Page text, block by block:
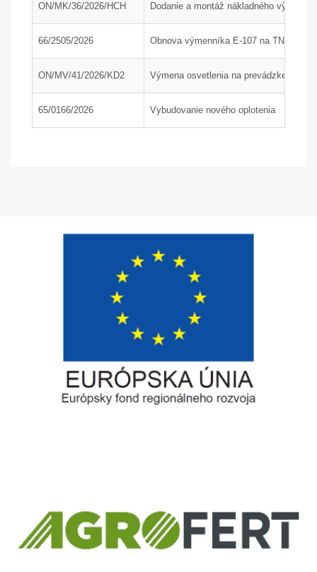
ON/MK/36/2026/HCH Dodanie a montáž nákladného výťahu;
66/2505/2026 Obnova výmenníka E-107 na TN1, časť
ON/MV/41/2026/KD2 Výmena osvetlenia na prevádzke KD2
65/0166/2026 Vybudovanie nového oplotenia